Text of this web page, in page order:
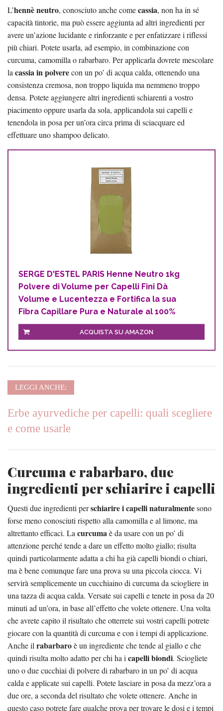
L’hennè neutro, conosciuto anche comecassia, non ha in sé
capacità tintorie, ma può essere aggiunta ad altri ingredienti per
avere un’azione lucidante e rinforzante e per enfatizzare i riflessi
più chiari. Potete usarla, ad esempio, in combinazione con
curcuma, camomilla o rabarbaro. Per applicarla dovrete mescolare
lacassia in polverecon un po’ di acqua calda, ottenendo una
consistenza cremosa, non troppo liquida ma nemmeno troppo
densa. Potete aggiungere altri ingredienti schiarenti a vostro
piacimento oppure usarla da sola, applicandola sui capelli e
tenendola in posa per un’ora circa prima di sciacquare ed
effettuare uno shampoo delicato.
SERGE D'ESTEL PARIS Henne Neutro 1kg
Polvere di Volume per Capelli Fini Dà
Volume e Lucentezza e Fortifica la sua
Fibra Capillare Pura e Naturale al 100%
ACQUISTA SU AMAZON
LEGGI ANCHE:
Erbe ayurvediche per capelli: quali scegliere
e come usarle
Curcuma e rabarbaro, due
ingredienti per schiarire i capelli
Questi due ingredienti perschiarire i capelli naturalmentesono
forse meno conosciuti rispetto alla camomilla e al limone, ma
altrettanto efficaci. Lacurcumaè da usare con un po’ di
attenzione perché tende a dare un effetto molto giallo; risulta
quindi particolarmente adatta a chi ha già capelli biondi o chiari,
ma è bene comunque fare una prova su una piccola ciocca. Vi
servirà semplicemente un cucchiaino di curcuma da sciogliere in
una tazza di acqua calda. Versate sui capelli e tenete in posa da 20
minuti ad un’ora, in base all’effetto che volete ottenere. Una volta
che avrete capito il risultato che otterrete sui vostri capelli potrete
giocare con la quantità di curcuma e con i tempi di applicazione.
Anche ilrabarbaroè un ingrediente che tende al giallo e che
quindi risulta molto adatto per chi ha icapelli biondi. Sciogliete
uno o due cucchiai di polvere di rabarbaro in un po’ di acqua
calda e applicate sui capelli. Potete lasciare in posa da mezz’ora a
due ore, a seconda del risultato che volete ottenere. Anche in
questo caso potrete fare qualche prova per trovare le dosi e i tempi